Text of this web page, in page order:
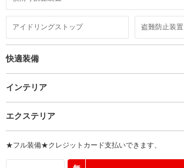
アイドリングストップ 盗難防止装置
快適装備
インテリア
エクステリア
★フル装備★クレジットカード支払いできます、